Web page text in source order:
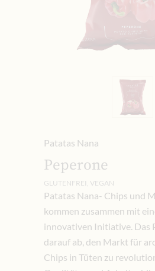
Patatas Nana
Peperone
GLUTENFREI, VEGAN
Patatas Nana- Chips und
kommen zusammen mit
innovativen Initiative. Das
darauf ab, den Markt für
Chips in Tüten zu